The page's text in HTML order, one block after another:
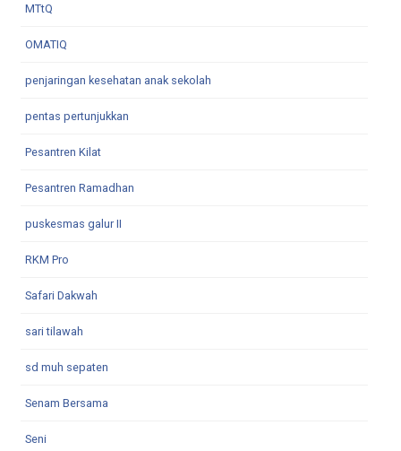
MTtQ
OMATIQ
penjaringan kesehatan anak sekolah
pentas pertunjukkan
Pesantren Kilat
Pesantren Ramadhan
puskesmas galur II
RKM Pro
Safari Dakwah
sari tilawah
sd muh sepaten
Senam Bersama
Seni